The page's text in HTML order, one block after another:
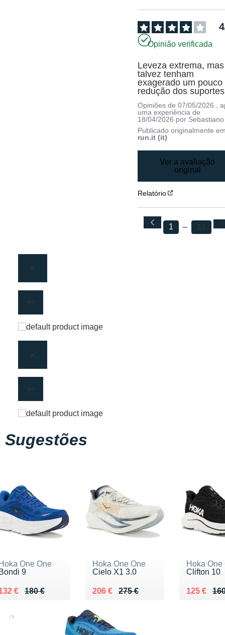
4
Opinião verificada
Leveza extrema, mas
talvez tenham
exagerado um pouco
redução dos
Opiniões de07/05/2026 ,
uma experiência de
18/04/2026 por
Publicado originalmente
run.it (it)
Ver a avaliação
original
Relatório
1 11
Sugestões
One One
9
180 €
lieu de 180 €
€ 132 €
Hoka One One
Cielo X1 3.0
275 €
Au lieu de 275 €
206 €
Vendu 206 €
Hoka One
Clifton 10
Au lieu
125 €
Vendu